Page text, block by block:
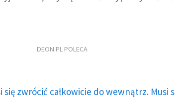
DEON.PL POLECA
się zwrócić całkowicie do wewnątrz. Musi